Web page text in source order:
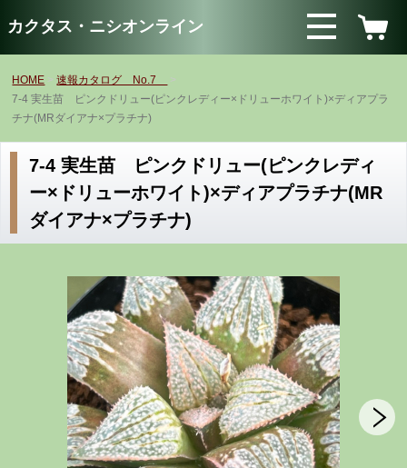
カクタス・ニシオンライン
HOME
速報カタログ No.7
7-4 実生苗 ピンクドリュー(ピンクレディー×ドリューホワイト)×ディアプラ
チナ(MRダイアナ×プラチナ)
7-4 実生苗 ピンクドリュー(ピンクレディ
ー×ドリューホワイト)×ディアプラチナ(MR
ダイアナ×プラチナ)